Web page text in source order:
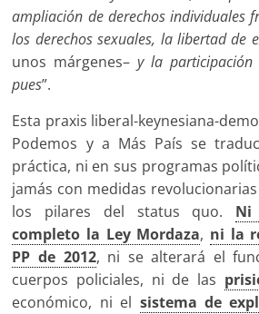
ampliación de derechos individuales
los derechos sexuales, la libertad de
unos márgenes– y la participación
pues”.
Esta praxis liberal-keynesiana-
Podemos y a Más País se
práctica, ni en sus programas
jamás con medidas
los pilares del status quo. Ni
completo la Ley Mordaza, ni la
PP de 2012, ni se alterará el
cuerpos policiales, ni de las
económico, ni el sistema de